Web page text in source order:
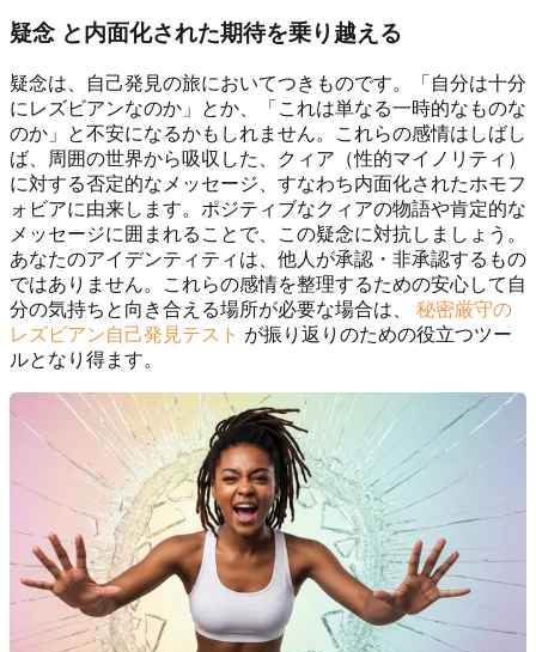
疑念 と内面化された期待を乗り越える
疑念は、自己発見の旅においてつきものです。「自分は十分
にレズビアンなのか」とか、「これは単なる一時的なものな
のか」と不安になるかもしれません。これらの感情はしばし
ば、周囲の世界から吸収した、クィア（性的マイノリティ）
に対する否定的なメッセージ、すなわち内面化されたホモフ
ォビアに由来します。ポジティブなクィアの物語や肯定的な
メッセージに囲まれることで、この疑念に対抗しましょう。
あなたのアイデンティティは、他人が承認・非承認するもの
ではありません。これらの感情を整理するための安心して自
分の気持ちと向き合える場所が必要な場合は、 秘密厳守の
レズビアン自己発見テスト が振り返りのための役立つツー
ルとなり得ます。